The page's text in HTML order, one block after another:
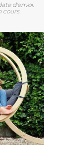
d'envoi.
cours.